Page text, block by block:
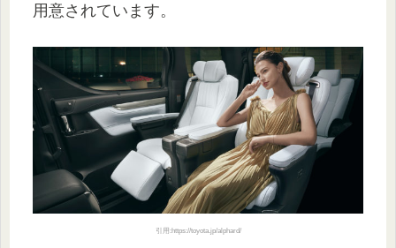
用意されています。
引用:https://toyota.jp/alphard/